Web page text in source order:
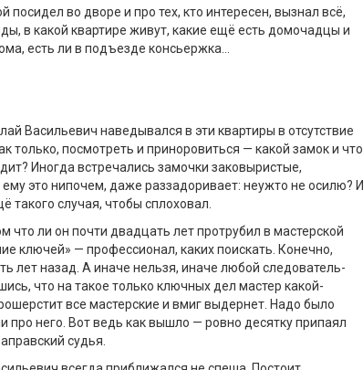
посидел во дворе и про тех, кто интересен, вызнал всё,
в какой квартире живут, какие ещё есть домочадцы и
есть ли в подъезде консьержка…
Васильевич наведывался в эти квартиры в отсутствие
только, посмотреть и приноровиться — какой замок и что
Иногда встречались замочки заковыристые,
это нипочем, даже раззадоривает: неужто не осилю? И
такого случая, чтобы сплоховал.
что ли он почти двадцать лет протрубил в мастерской
ключей» — профессионал, каких поискать. Конечно,
лет назад. А иначе нельзя, иначе любой следователь-
что на такое только ключных дел мастер какой-
все мастерские и вмиг выдернет. Надо было
про него. Вот ведь как вышло — ровно десятку припаял
судья.